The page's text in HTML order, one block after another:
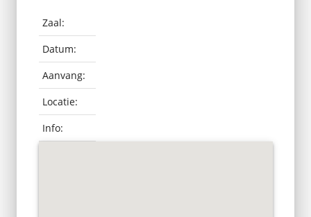
Zaal:
Datum:
Aanvang:
Locatie:
Info: